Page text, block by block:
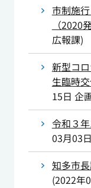
市制施
（2020
広報課)
新型コ
生臨時
15日 企
令和３
03月03日
知多市
(2022年